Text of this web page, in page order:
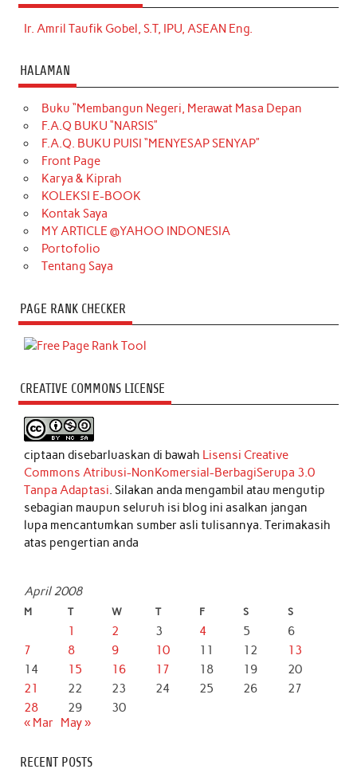
Ir. Amril Taufik Gobel, S.T, IPU, ASEAN Eng.
HALAMAN
Buku “Membangun Negeri, Merawat Masa Depan
F.A.Q BUKU “NARSIS”
F.A.Q. BUKU PUISI “MENYESAP SENYAP”
Front Page
Karya & Kiprah
KOLEKSI E-BOOK
Kontak Saya
MY ARTICLE @YAHOO INDONESIA
Portofolio
Tentang Saya
PAGE RANK CHECKER
CREATIVE COMMONS LICENSE
ciptaan disebarluaskan di bawah Lisensi Creative
Commons Atribusi-NonKomersial-BerbagiSerupa 3.0
Tanpa Adaptasi. Silakan anda mengambil atau mengutip
sebagian maupun seluruh isi blog ini asalkan jangan
lupa mencantumkan sumber asli tulisannya. Terimakasih
atas pengertian anda
April 2008
M T W T F S S
1 2 3 4 5
6
7
8 9 10 11 12
13
14
15 16 17 18 19
20
21
22 23 24 25 26
27
28
29
30
« Mar May »
RECENT POSTS